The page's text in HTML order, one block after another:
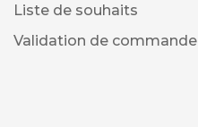
Liste de souhaits
Validation de commande